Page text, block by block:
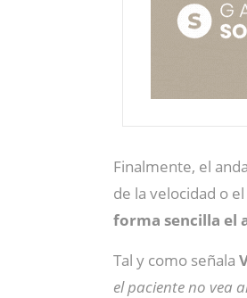
Finalmente, el
de la velocidad o el
forma sencilla el
Tal y como señala
el paciente no vea